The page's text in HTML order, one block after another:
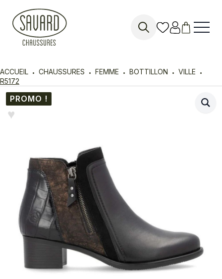
ACCUEIL CHAUSSURES FEMME BOTTILLON
VILLE
R5172
PROMO !
♥︎